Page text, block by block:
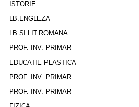
ISTORIE
LB.ENGLEZA
LB.SI.LIT.ROMANA
PROF. INV. PRIMAR
EDUCATIE PLASTICA
PROF. INV. PRIMAR
PROF. INV. PRIMAR